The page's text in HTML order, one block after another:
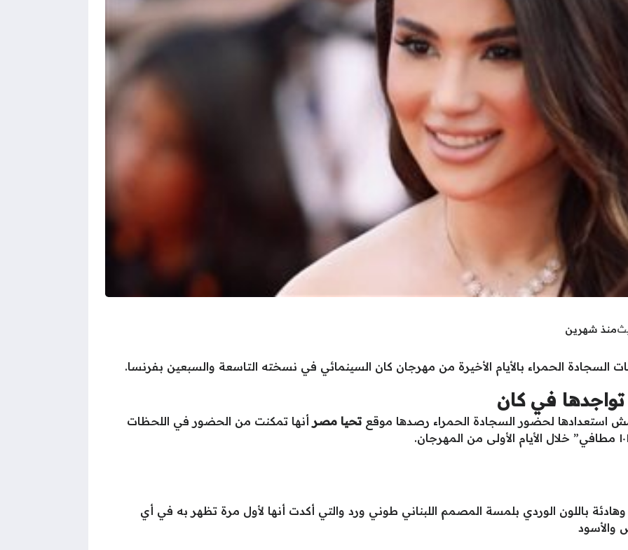
منذ شهرين
السجادة الحمراء بالأيام الأخيرة من مهرجان كان السينمائي في نسخته التاسعة والسبعين بفرنسا.
في كان
استعدادها لحضور السجادة الحمراء رصدها موقعتحيا مصر أنها تمكنت من الحضور في اللحظات
وهادئة باللون الوردي بلمسة المصمم اللبناني طوني ورد والتي أكدت أنها لأول مرة تظهر به في أي
والأسود